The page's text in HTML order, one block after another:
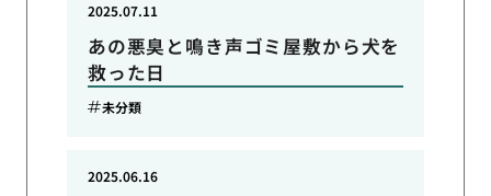
あの悪臭と鳴き声ゴミ屋敷から犬を
救った日
2025.07.11
未分類
2025.06.16